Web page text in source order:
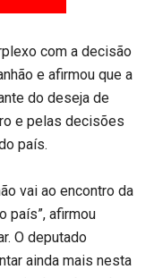
com a decisão
e afirmou que a
do deseja de
e pelas decisões
país.
vai ao encontro da
país”, afirmou
O deputado
ainda mais nesta